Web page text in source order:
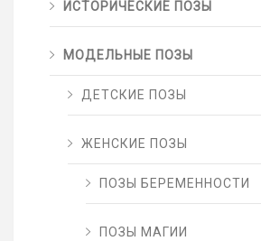
ИСТОРИЧЕСКИЕ ПОЗЫ
МОДЕЛЬНЫЕ ПОЗЫ
ДЕТСКИЕ ПОЗЫ
ЖЕНСКИЕ ПОЗЫ
ПОЗЫ БЕРЕМЕННОСТИ
ПОЗЫ МАГИИ